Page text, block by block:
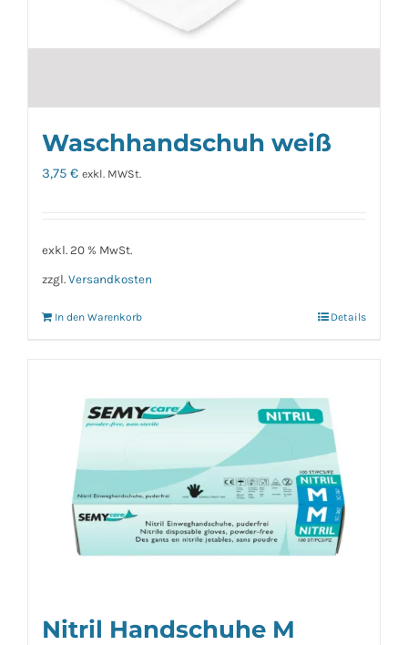
Waschhandschuh weiß
3,75 € exkl. MWSt.
exkl. 20 % MwSt.
zzgl. Versandkosten
In den Warenkorb Details
Nitril Handschuhe M